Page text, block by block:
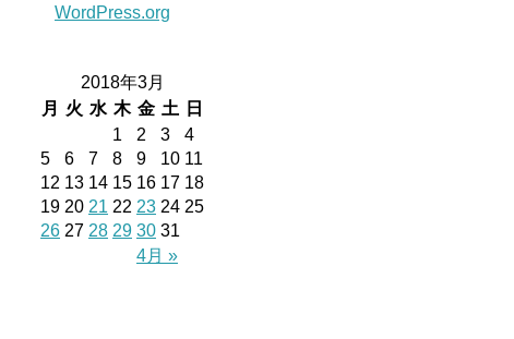
WordPress.org
2018年3月
月
火 水 木 金 土 日
4月 »
1 2 3
4
5
6 7 8 9 10 11
12 13 14 15 16 17 18
19 20 21 22 23 24 25
26 27 28 29 30 31